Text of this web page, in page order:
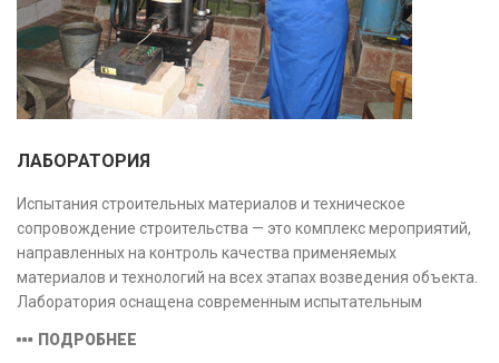
ЛАБОРАТОРИЯ
Испытания строительных материалов и техническое
сопровождение строительства — это комплекс мероприятий,
направленных на контроль качества применяемых
материалов и технологий на всех этапах возведения объекта.
Лаборатория оснащена современным испытательным
соответствующими заявленной области аккредитации.
ПОДРОБНЕЕ